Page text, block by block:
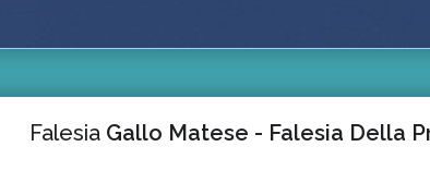
Falesia Gallo Matese - Falesia Della